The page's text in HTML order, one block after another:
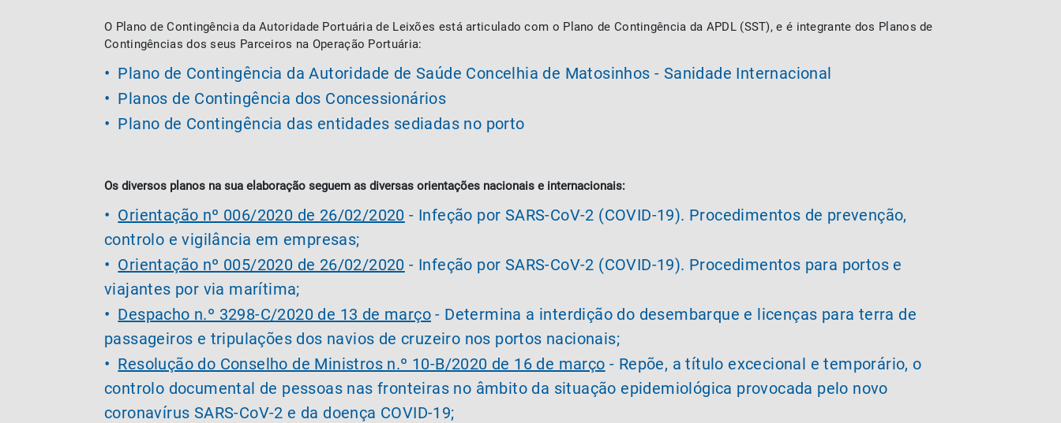
O Plano de Contingência da Autoridade Portuária de Leixões está articulado com o Plano de Contingência da APDL (SST), e é integrante dos Planos de
Contingências dos seus Parceiros na Operação Portuária:
Plano de Contingência da Autoridade de Saúde Concelhia de Matosinhos - Sanidade Internacional
Planos de Contingência dos Concessionários
Plano de Contingência das entidades sediadas no porto
Os diversos planos na sua elaboração seguem as diversas orientações nacionais e internacionais:
Orientação nº 006/2020 de 26/02/2020 - Infeção por SARS-CoV-2 (COVID-19). Procedimentos de prevenção,
controlo e vigilância em empresas;
Orientação nº 005/2020 de 26/02/2020 - Infeção por SARS-CoV-2 (COVID-19). Procedimentos para portos e
viajantes por via marítima;
Despacho n.º 3298-C/2020 de 13 de março - Determina a interdição do desembarque e licenças para terra de
passageiros e tripulações dos navios de cruzeiro nos portos nacionais;
Resolução do Conselho de Ministros n.º 10-B/2020 de 16 de março - Repõe, a título excecional e temporário, o
controlo documental de pessoas nas fronteiras no âmbito da situação epidemiológica provocada pelo novo
coronavírus SARS-CoV-2 e da doença COVID-19;